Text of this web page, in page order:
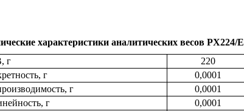
характеристики аналитических весов PX224/E
г
220
г
0,0001
г
0,0001
г
0,0001